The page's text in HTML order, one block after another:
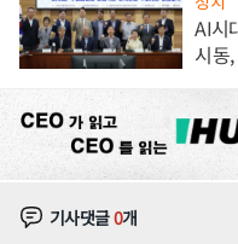
AI시
시동
기사댓글0개